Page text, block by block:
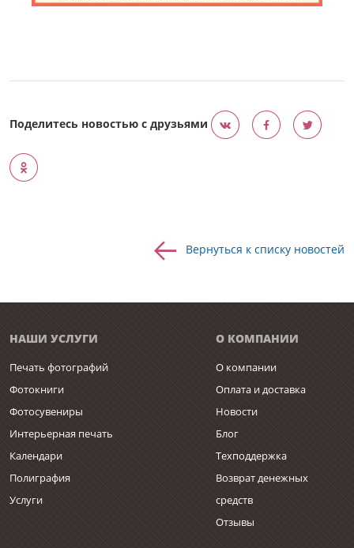
Поделитесь новостью с друзьями
Вернуться к списку новостей
НАШИ УСЛУГИ
Печать фотографий
Фотокниги
Фотосувениры
Интерьерная печать
Календари
Полиграфия
Услуги
О КОМПАНИИ
О компании
Оплата и доставка
Новости
Блог
Техподдержка
Возврат денежных
средств
Отзывы